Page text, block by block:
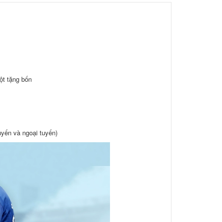
tặng bốn
và ngoại tuyến)